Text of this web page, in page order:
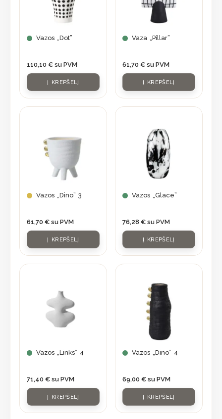
Vazos „Dot”
110,10 € su PVM
Į KREPŠELĮ
Vaza „Pillar”
61,70 € su PVM
Į KREPŠELĮ
Vazos „Dino” 3
61,70 € su PVM
Į KREPŠELĮ
Vazos „Glace”
76,28 € su PVM
Į KREPŠELĮ
Vazos „Links” 4
71,40 € su PVM
Į KREPŠELĮ
Vazos „Dino” 4
69,00 € su PVM
Į KREPŠELĮ